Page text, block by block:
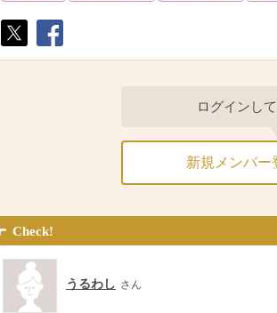
ト
ア
ログインし
新規メンバー
Check!
うるわし さん